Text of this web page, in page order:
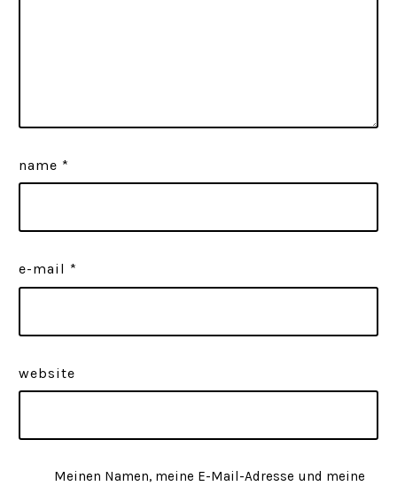
name *
e-mail *
website
Meinen Namen, meine E-Mail-Adresse und meine